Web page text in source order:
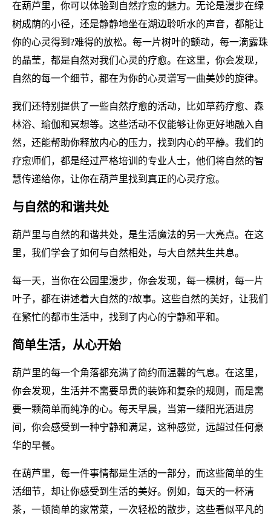
在葫芦里，你可以体验到自然疗愈的魅力。无论是漫步在绿
树成荫的小径，还是静静地坐在湖边聆听水的声音，都能让
你的心灵得到?难得的放松。每一片树叶的颤动，每一滴露珠
的晶莹，都是自然对我们心灵的疗愈。在这里，你会发现，
自然的每一个细节，都在为你的心灵谱写一曲美妙的旋律。
我们还特别提供了一些自然疗愈的活动，比如草药疗愈、森
林浴、瑜伽和冥想等。这些活动不仅能够让你更好地融入自
然，还能帮助你释放内心的压力，找到内心的平静。我们的
疗愈师们，都是经过严格培训的专业人士，他们将自然的智
慧传递给你，让你在葫芦里找到真正的心灵疗愈。
与自然的和谐共处
葫芦里与自然的和谐共处，是生活魔法的另一大亮点。在这
里，我们学会了如何与自然相处，与大自然共生共息。
每一天，当你在公园里漫步，你会发现，每一棵树，每一片
叶子，都在讲述着大自然的?故事。这些自然的美好，让我们
在繁忙的都市生活中，找到了内心的宁静和平和。
简单生活，从心开始
葫芦里的每一个角落都充满了简约而温馨的气息。在这里，
你会发现，生活并不需要昂贵的装饰和复杂的规则，而是需
要一颗简单而纯净的心。每天早晨，当第一缕阳光洒进房
间，你会感受到一种宁静和满足，这种感觉，远超过任何豪
华的早餐。
在葫芦里，每一件事情都是生活的一部分，而这些简单的生
活细节，却让你感受到生活的美好。例如，每天的一杯清
茶，一顿简单的家常菜，一次轻松的散步，这些看似平凡的